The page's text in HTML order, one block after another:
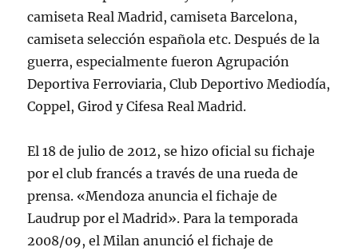
camiseta Real Madrid, camiseta Barcelona,
camiseta selección española etc. Después de la
guerra, especialmente fueron Agrupación
Deportiva Ferroviaria, Club Deportivo Mediodía,
Coppel, Girod y Cifesa Real Madrid.
El 18 de julio de 2012, se hizo oficial su fichaje
por el club francés a través de una rueda de
prensa. «Mendoza anuncia el fichaje de
Laudrup por el Madrid». Para la temporada
2008/09, el Milan anunció el fichaje de